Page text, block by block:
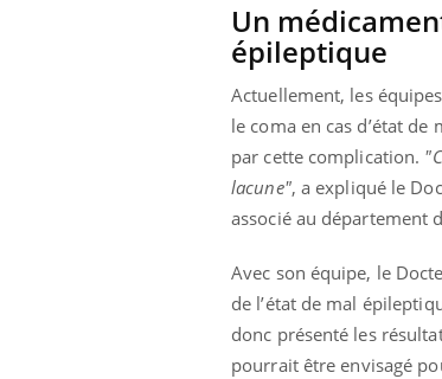
Un
épileptique
Actuellement, les
le coma en cas d’état
par cette complication.
lacune", a expliqué le
associé au département
Avec son équipe, le
de l’état de mal
donc présenté les
pourrait être envisagé
Insuline & Charge mentale : et
En 2026, l'insuline dans le diabète de
reste entourée d'idées reçues chez
patients comme parfois chez les